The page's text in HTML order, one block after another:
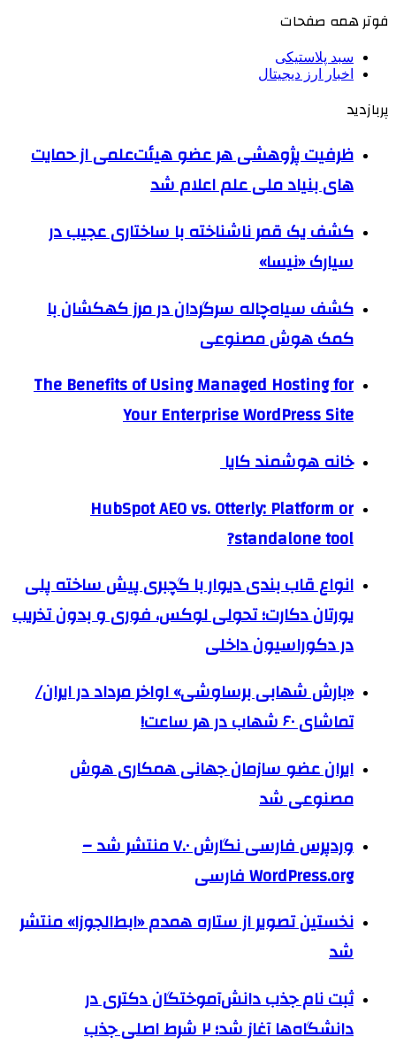
فوتر همه صفحات
سبد پلاستیکی
اخبار ارز دیجیتال
پربازدید
ظرفیت پژوهشی هر عضو هیئت‌علمی از حمایت
های بنیاد ملی علم اعلام شد
کشف یک قمر ناشناخته با ساختاری عجیب در
سیارک «نیسا»
کشف سیاه‌چاله سرگردان در مرز کهکشان با
کمک هوش مصنوعی
The Benefits of Using Managed Hosting for
Your Enterprise WordPress Site
خانه هوشمند کایا
HubSpot AEO vs. Otterly: Platform or
standalone tool?
انواع قاب بندی دیوار با گچبری پیش ساخته پلی
یورتان دکارت؛ تحولی لوکس، فوری و بدون تخریب
در دکوراسیون داخلی
«بارش شهابی برساوشی» اواخر مرداد در ایران/
تماشای ۶۰ شهاب در هر ساعت!
ایران عضو سازمان جهانی همکاری هوش
مصنوعی شد
وردپرس فارسی نگارش ۷.۰ منتشر شد –
WordPress.org فارسی
نخستین تصویر از ستاره همدم «ابط‌الجوزا» منتشر
شد
ثبت نام جذب دانش‌آموختگان دکتری در
دانشگاه‌ها آغاز شد؛ ۲ شرط اصلی جذب